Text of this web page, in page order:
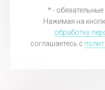
* - обязательные
Нажимая на
обработку
соглашаетесь c